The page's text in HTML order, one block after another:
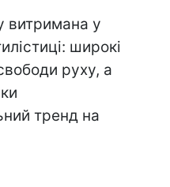
витримана у
широкі
руху, а
тренд на